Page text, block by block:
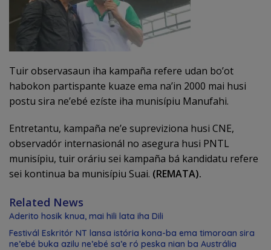
Tuir observasaun iha kampaña refere udan bo’ot
habokon partispante kuaze ema na’in 2000 mai husi
postu sira ne’ebé ezíste iha munisípiu Manufahi.
Entretantu, kampaña ne’e supreviziona husi CNE,
observadór internasionál no asegura husi PNTL
munisípiu, tuir oráriu sei kampaña bá kandidatu refere
sei kontinua ba munisípiu Suai. (REMATA).
Related News
Aderito hosik knua, mai hili lata iha Dili
Festivál Eskritór NT lansa istória kona-ba ema timoroan sira
ne’ebé buka azilu ne’ebé sa’e ró peska nian ba Austrália